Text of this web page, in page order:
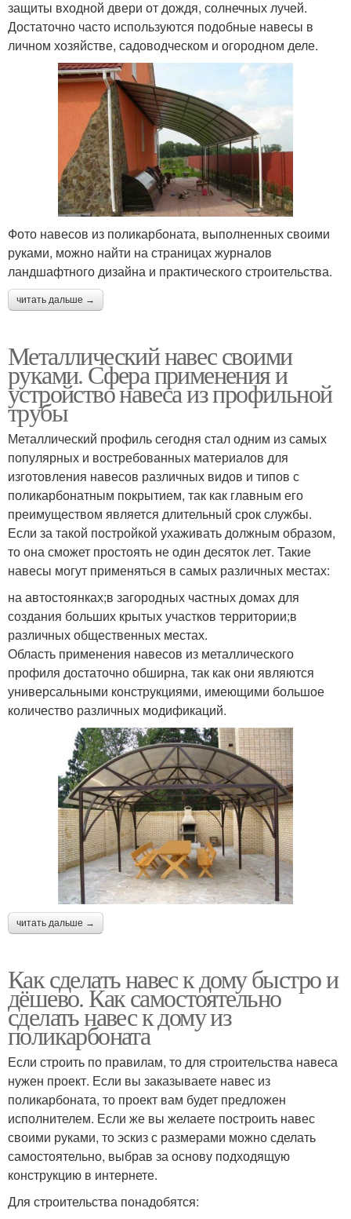
защиты входной двери от дождя, солнечных лучей.
Достаточно часто используются подобные навесы в
личном хозяйстве, садоводческом и огородном деле.
Фото навесов из поликарбоната, выполненных своими
руками, можно найти на страницах журналов
ландшафтного дизайна и практического строительства.
читать дальше →
Металлический навес своими
руками. Сфера применения и
устройство навеса из профильной
трубы
Металлический профиль сегодня стал одним из самых
популярных и востребованных материалов для
изготовления навесов различных видов и типов с
поликарбонатным покрытием, так как главным его
преимуществом является длительный срок службы.
Если за такой постройкой ухаживать должным образом,
то она сможет простоять не один десяток лет. Такие
навесы могут применяться в самых различных местах:
на автостоянках;в загородных частных домах для
создания больших крытых участков территории;в
различных общественных местах.
Область применения навесов из металлического
профиля достаточно обширна, так как они являются
универсальными конструкциями, имеющими большое
количество различных модификаций.
читать дальше →
Как сделать навес к дому быстро и
дёшево. Как самостоятельно
сделать навес к дому из
поликарбоната
Если строить по правилам, то для строительства навеса
нужен проект. Если вы заказываете навес из
поликарбоната, то проект вам будет предложен
исполнителем. Если же вы желаете построить навес
своими руками, то эскиз с размерами можно сделать
самостоятельно, выбрав за основу подходящую
конструкцию в интернете.
Для строительства понадобятся: